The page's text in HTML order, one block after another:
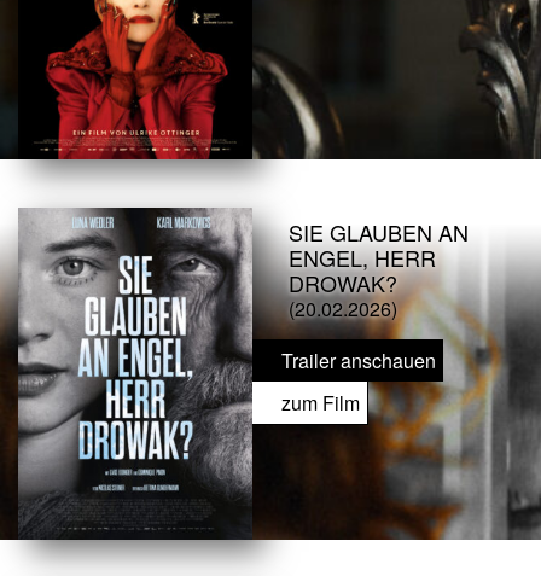
SIE GLAUBEN AN
ENGEL, HERR
DROWAK?
(20.02.2026)
Trailer anschauen
zum Film